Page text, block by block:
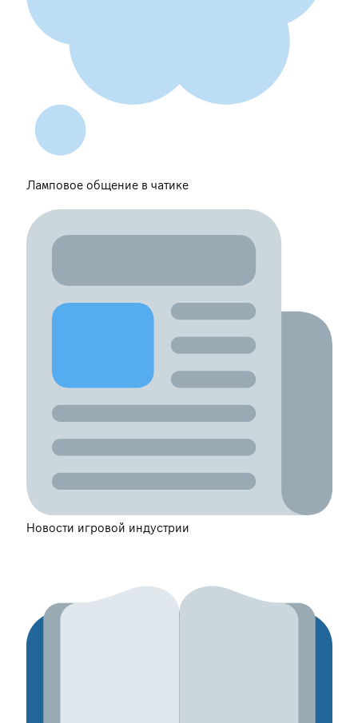
Ламповое общение в чатике
Новости игровой индустрии